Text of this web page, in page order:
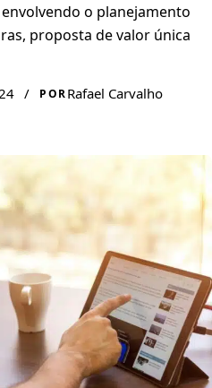
o planejamento
proposta de valor única
/ PORRafael Carvalho